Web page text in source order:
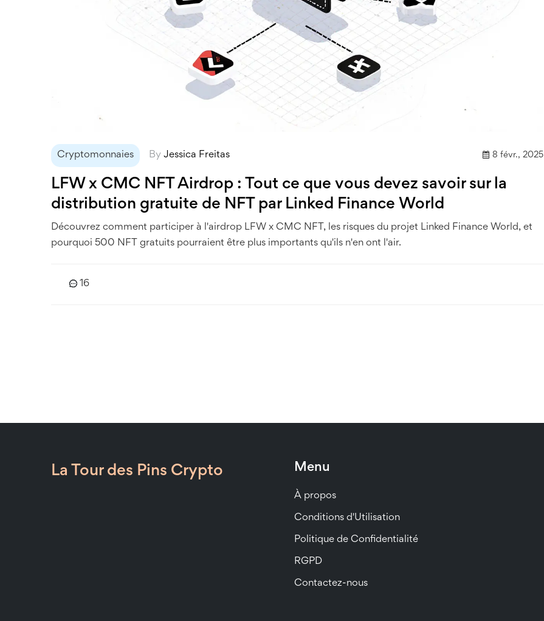
Cryptomonnaies By Jessica Freitas 8 févr., 2025
LFW x CMC NFT Airdrop : Tout ce que vous devez savoir sur la
distribution gratuite de NFT par Linked Finance World
Découvrez comment participer à l'airdrop LFW x CMC NFT, les risques du projet Linked Finance World, et
pourquoi 500 NFT gratuits pourraient être plus importants qu'ils n'en ont l'air.
16
La Tour des Pins Crypto Menu
À propos
Conditions d'Utilisation
Politique de Confidentialité
RGPD
Contactez-nous